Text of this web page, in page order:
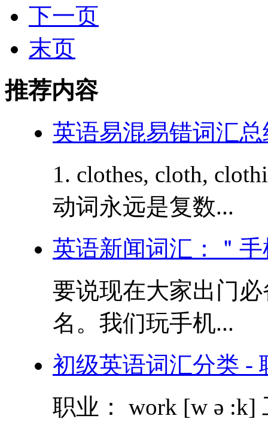
下一页
末页
推荐内容
英语易混易错词汇总
1. clothes, cloth,
动词永远是复数...
英语新闻词汇：＂
要说现在大家出门
名。我们玩手机...
初级英语词汇分类 -
职业： work [w ə :k]